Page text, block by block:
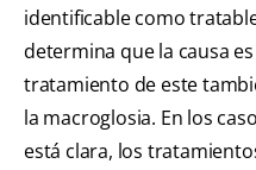
identificable como
determina que la causa
tratamiento de este
la macroglosia. En los
está clara, los